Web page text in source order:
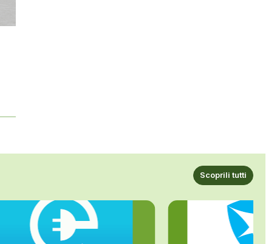
Scoprili tutti